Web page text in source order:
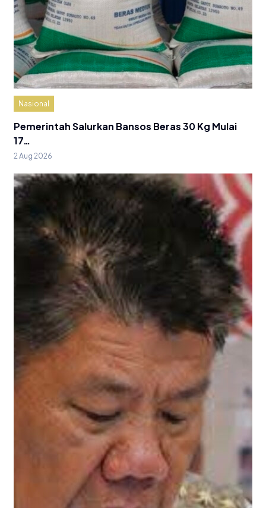
Nasional
Pemerintah Salurkan Bansos Beras 30 Kg Mulai
17…
2 Aug 2026